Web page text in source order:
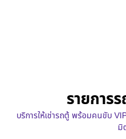
รายการร
บริการให้เช่ารถตู้ พร้อมคนขับ
มิ